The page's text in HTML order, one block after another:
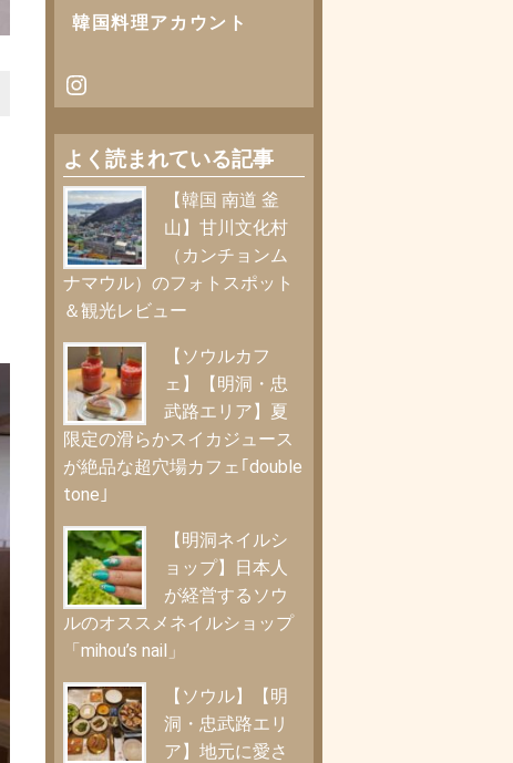
韓国料理アカウント
Instagram
よく読まれている記事
【韓国 南道 釜
山】甘川文化村
（カンチョンム
ナマウル）のフォトスポット
＆観光レビュー
【ソウルカフ
ェ】【明洞・忠
武路エリア】夏
限定の滑らかスイカジュース
が絶品な超穴場カフェ｢double
tone｣
【明洞ネイルシ
ョップ】日本人
が経営するソウ
ルのオススメネイルショップ
「mihou’s nail」
【ソウル】【明
洞・忠武路エリ
ア】地元に愛さ